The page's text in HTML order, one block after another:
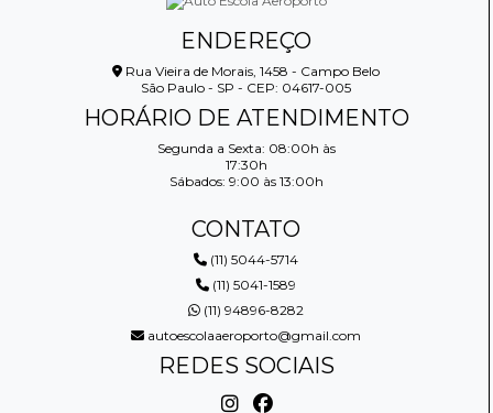
ENDEREÇO
Rua Vieira de Morais, 1458 - Campo Belo
São Paulo - SP - CEP: 04617-005
HORÁRIO DE ATENDIMENTO
Segunda a Sexta: 08:00h às
17:30h
Sábados: 9:00 às 13:00h
CONTATO
(11) 5044-5714
(11) 5041-1589
(11) 94896-8282
autoescolaaeroporto@gmail.com
REDES SOCIAIS